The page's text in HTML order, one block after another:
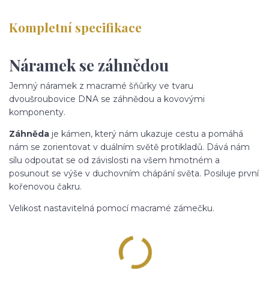
Kompletní specifikace
Náramek se záhnědou
Jemný náramek z macramé šňůrky ve tvaru
dvoušroubovice DNA se záhnědou a kovovými
komponenty.
Záhněda je kámen, který nám ukazuje cestu a pomáhá
nám se zorientovat v duálním světě protikladů. Dává nám
sílu odpoutat se od závislosti na všem hmotném a
posunout se výše v duchovním chápání světa. Posiluje první
kořenovou čakru.
Velikost nastavitelná pomocí macramé zámečku.